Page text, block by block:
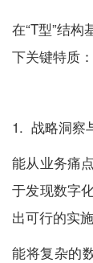
在“T型”结
下关键特质：
1. 战略洞察
能从业务痛
于发现数字
出可行的实施
能将复杂的